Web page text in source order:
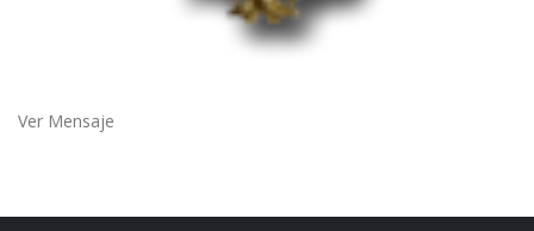
Ver Mensaje